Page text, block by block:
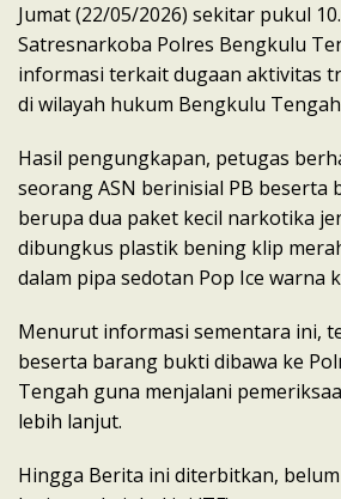
Jumat (22/05/2026) sekitar pukul
Satresnarkoba Polres Bengkulu
informasi terkait dugaan aktivitas
di wilayah hukum Bengkulu
Hasil pengungkapan, petugas
seorang ASN berinisial PB beserta
berupa dua paket kecil narkotika
dibungkus plastik bening klip
dalam pipa sedotan Pop Ice warna
Menurut informasi sementara ini,
beserta barang bukti dibawa ke
Tengah guna menjalani
lebih lanjut.
Hingga Berita ini diterbitkan,